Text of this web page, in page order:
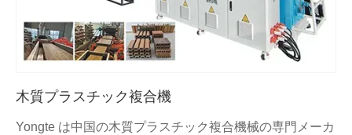
木質プラスチック複合機
Yongte は中国の木質プラスチック複合機械の専門メーカ